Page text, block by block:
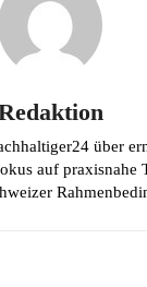
über
auf praxisnahe